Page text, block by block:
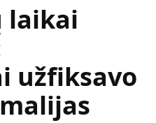
Kulinarija
Vasaros mada
Tėvai ir vaikai
laikai
užfiksavo